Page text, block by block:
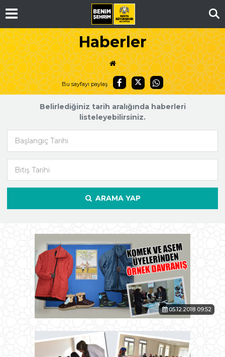
Haberler
Bu sayfayı paylaş
Belirlediğiniz tarih aralığında haberleri
listeleyebilirsiniz.
ARAMA YAP
05.12.2018 09:52